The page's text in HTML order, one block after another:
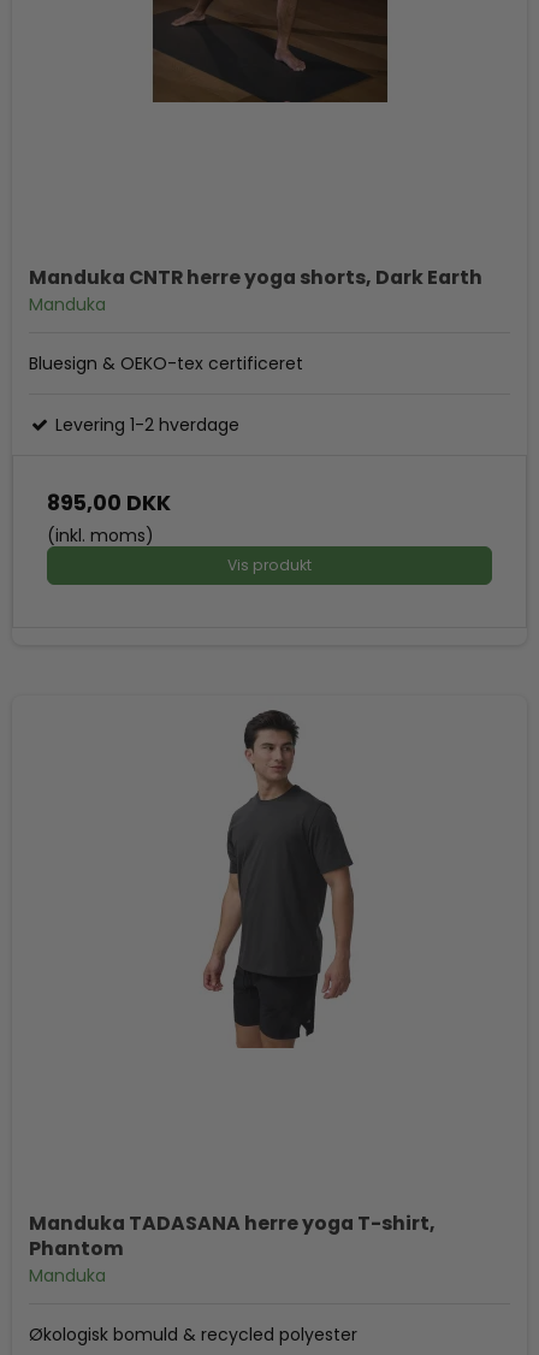
Manduka CNTR herre yoga shorts, Dark Earth
Manduka
Bluesign & OEKO-tex certificeret
Levering 1-2 hverdage
895,00 DKK
(inkl. moms)
Vis produkt
Manduka TADASANA herre yoga T-shirt,
Phantom
Manduka
Økologisk bomuld & recycled polyester